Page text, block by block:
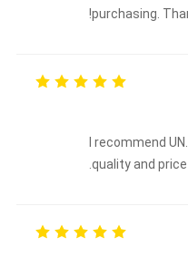
purchasing.
I recommend
quality and price.